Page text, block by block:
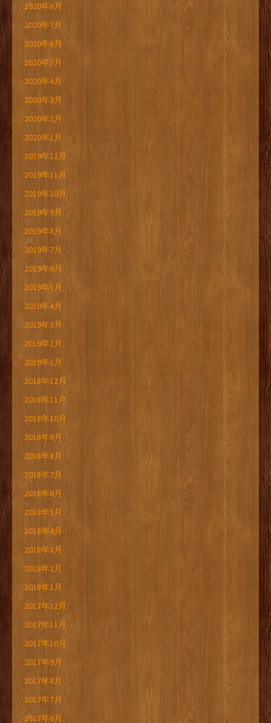
2020年8月
2020年7月
2020年6月
2020年5月
2020年4月
2020年3月
2020年2月
2020年1月
2019年12月
2019年11月
2019年10月
2019年9月
2019年8月
2019年7月
2019年6月
2019年5月
2019年4月
2019年3月
2019年2月
2019年1月
2018年12月
2018年11月
2018年10月
2018年9月
2018年8月
2018年7月
2018年6月
2018年5月
2018年4月
2018年3月
2018年2月
2018年1月
2017年12月
2017年11月
2017年10月
2017年9月
2017年8月
2017年7月
2017年6月